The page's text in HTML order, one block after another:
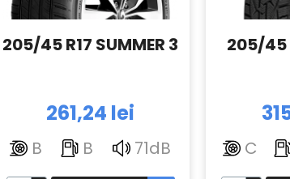
205/45 R17 SUMMER 3
261,24 lei
B B 71dB
205/45
C